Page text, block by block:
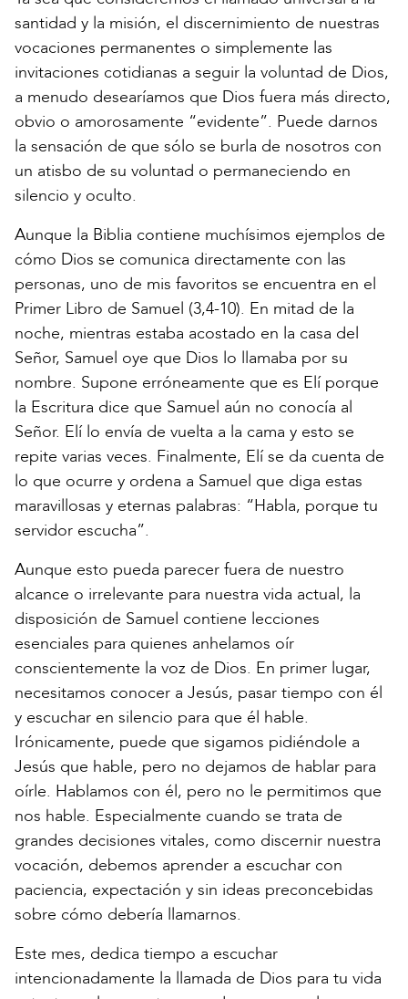
santidad y la misión, el discernimiento de nuestras
vocaciones permanentes o simplemente las
invitaciones cotidianas a seguir la voluntad de Dios,
a menudo desearíamos que Dios fuera más directo,
obvio o amorosamente “evidente”. Puede darnos
la sensación de que sólo se burla de nosotros con
un atisbo de su voluntad o permaneciendo en
silencio y oculto.
Aunque la Biblia contiene muchísimos ejemplos de
cómo Dios se comunica directamente con las
personas, uno de mis favoritos se encuentra en el
Primer Libro de Samuel (3,4-10). En mitad de la
noche, mientras estaba acostado en la casa del
Señor, Samuel oye que Dios lo llamaba por su
nombre. Supone erróneamente que es Elí porque
la Escritura dice que Samuel aún no conocía al
Señor. Elí lo envía de vuelta a la cama y esto se
repite varias veces. Finalmente, Elí se da cuenta de
lo que ocurre y ordena a Samuel que diga estas
maravillosas y eternas palabras: “Habla, porque tu
servidor escucha”.
Aunque esto pueda parecer fuera de nuestro
alcance o irrelevante para nuestra vida actual, la
disposición de Samuel contiene lecciones
esenciales para quienes anhelamos oír
conscientemente la voz de Dios. En primer lugar,
necesitamos conocer a Jesús, pasar tiempo con él
y escuchar en silencio para que él hable.
Irónicamente, puede que sigamos pidiéndole a
Jesús que hable, pero no dejamos de hablar para
oírle. Hablamos con él, pero no le permitimos que
nos hable. Especialmente cuando se trata de
grandes decisiones vitales, como discernir nuestra
vocación, debemos aprender a escuchar con
paciencia, expectación y sin ideas preconcebidas
sobre cómo debería llamarnos.
Este mes, dedica tiempo a escuchar
intencionadamente la llamada de Dios para tu vida